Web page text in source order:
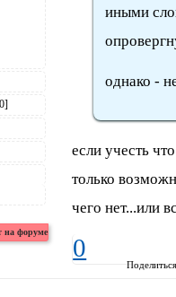
иными
однако -
если учесть
только
чего нет...или
0